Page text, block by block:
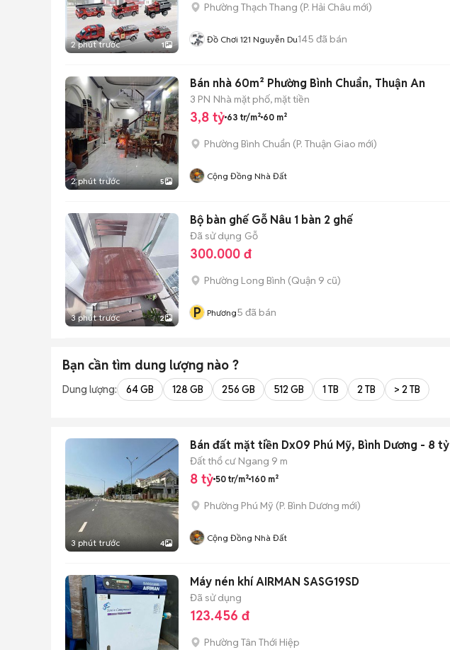
2 phút trước 1
Phường Thạch Thang (P. Hải Châu mới)
Đồ Chơi 121 Nguyễn Du145 đã bán
2 phút trước 5
Bán nhà 60m² Phường Bình Chuẩn, Thuận An
3 PN Nhà mặt phố, mặt tiền
3,8 tỷ 63 tr/m² 60 m²
Phường Bình Chuẩn (P. Thuận Giao mới)
Cộng Đồng Nhà Đất
3 phút trước 2
Bộ bàn ghế Gỗ Nâu 1 bàn 2 ghế
Đã sử dụng Gỗ
300.000 đ
Phường Long Bình (Quận 9 cũ)
P Phương5 đã bán
Bạn cần tìm dung lượng nào ?
Dung lượng: 64 GB 128 GB 256 GB 512 GB 1 TB 2 TB > 2 TB
3 phút trước 4
Bán đất mặt tiền Dx09 Phú Mỹ, Bình Dương - 8 tỷ
Đất thổ cư Ngang 9 m
8 tỷ 50 tr/m² 160 m²
Phường Phú Mỹ (P. Bình Dương mới)
Cộng Đồng Nhà Đất
Máy nén khí AIRMAN SASG19SD
Đã sử dụng
123.456 đ
Phường Tân Thới Hiệp